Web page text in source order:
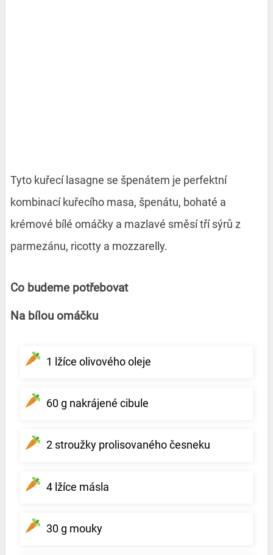
Tyto kuřecí lasagne se špenátem je perfektní
kombinací kuřecího masa, špenátu, bohaté a
krémové bílé omáčky a mazlavé směsí tří sýrů z
parmezánu, ricotty a mozzarelly.
Co budeme potřebovat
Na bílou omáčku
1 lžíce olivového oleje
60 g nakrájené cibule
2 stroužky prolisovaného česneku
4 lžíce másla
30 g mouky